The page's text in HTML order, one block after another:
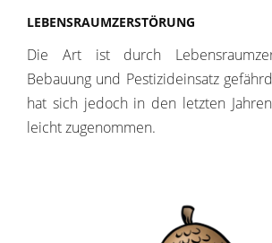
LEBENSRAUMZERSTÖRUNG
Die Art ist durch
Bebauung und Pestizideinsatz
hat sich jedoch in den letzten
leicht zugenommen.